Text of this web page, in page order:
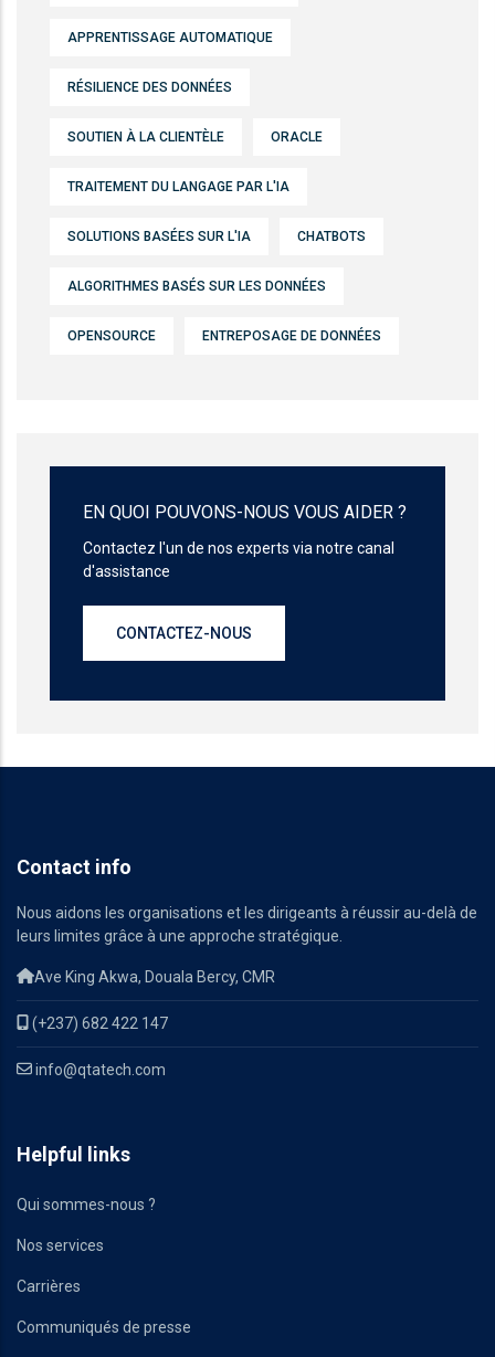
APPRENTISSAGE AUTOMATIQUE
RÉSILIENCE DES DONNÉES
SOUTIEN À LA CLIENTÈLE ORACLE
TRAITEMENT DU LANGAGE PAR L'IA
SOLUTIONS BASÉES SUR L'IA CHATBOTS
ALGORITHMES BASÉS SUR LES DONNÉES
OPENSOURCE ENTREPOSAGE DE DONNÉES
EN QUOI POUVONS-NOUS VOUS AIDER ?
Contactez l'un de nos experts via notre canal
d'assistance
CONTACTEZ-NOUS
Contact info
Nous aidons les organisations et les dirigeants à réussir au-delà de
leurs limites grâce à une approche stratégique.
Ave King Akwa, Douala Bercy, CMR
(+237) 682 422 147
info@qtatech.com
Helpful links
Qui sommes-nous ?
Nos services
Carrières
Communiqués de presse